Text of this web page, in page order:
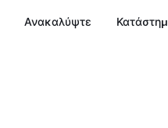
Ανακαλύψτε